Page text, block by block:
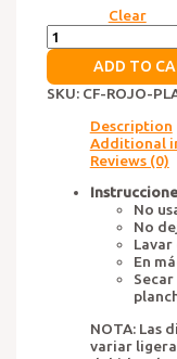
Clear
Colcha
Fiore
Plata
quantity
ADD TO
SKU: CF-ROJO-
Description
Additional
Reviews (0)
No
No
En
NOTA: Las
variar